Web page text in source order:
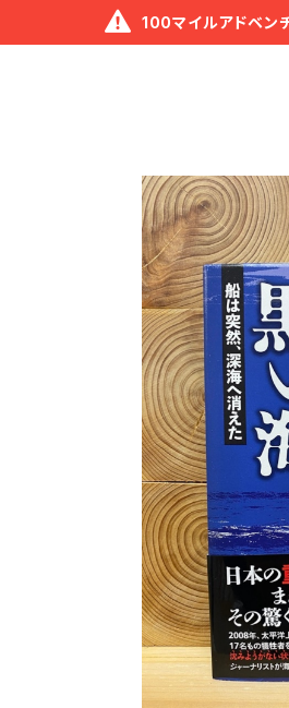
100マイルアドベン